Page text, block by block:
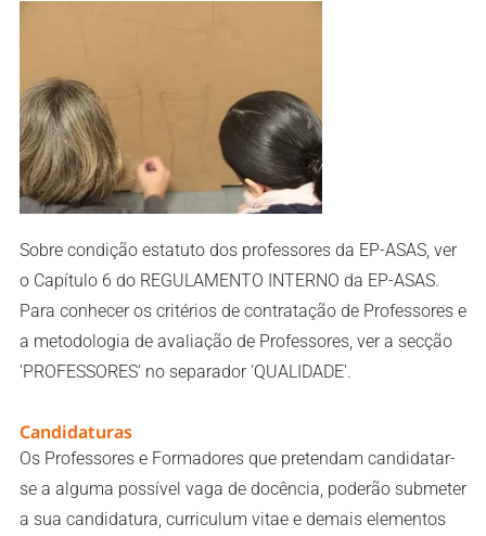
Sobre condição estatuto dos professores da EP-ASAS, ver
o Capítulo 6 do REGULAMENTO INTERNO da EP-ASAS.
Para conhecer os critérios de contratação de Professores e
a metodologia de avaliação de Professores, ver a secção
'PROFESSORES' no separador 'QUALIDADE'.
Candidaturas
Os Professores e Formadores que pretendam candidatar-
se a alguma possível vaga de docência, poderão submeter
a sua candidatura, curriculum vitae e demais elementos